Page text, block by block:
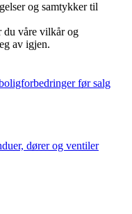
og samtykker til
du våre vilkår og
av igjen.
før salg
dører og ventiler